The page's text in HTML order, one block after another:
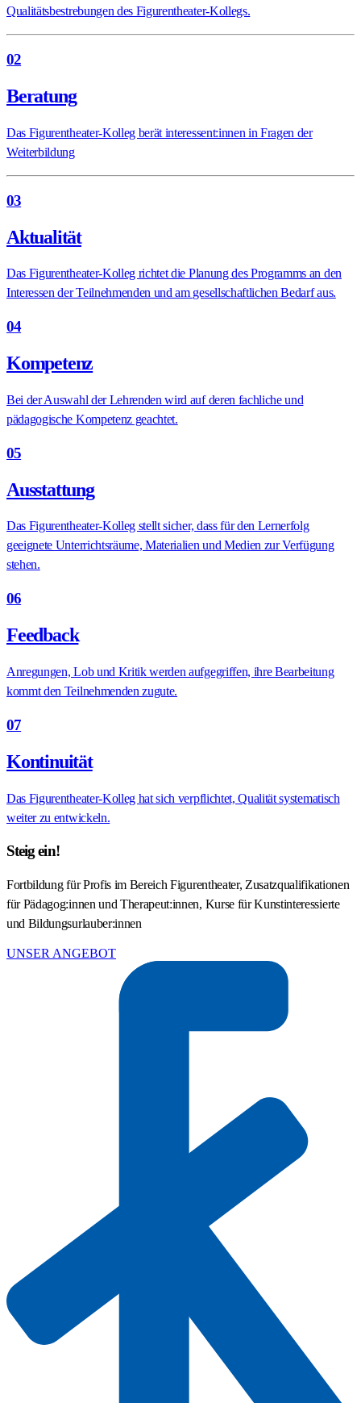
Qualitätsbestrebungen des Figurentheater-Kollegs.
02
Beratung
Das Figurentheater-Kolleg berät interessent:innen in Fragen der
Weiterbildung
03
Aktualität
Das Figurentheater-Kolleg richtet die Planung des Programms an den
Interessen der Teilnehmenden und am gesellschaftlichen Bedarf aus.
04
Kompetenz
Bei der Auswahl der Lehrenden wird auf deren fachliche und
pädagogische Kompetenz geachtet.
05
Ausstattung
Das Figurentheater-Kolleg stellt sicher, dass für den Lernerfolg
geeignete Unterrichtsräume, Materialien und Medien zur Verfügung
stehen.
06
Feedback
Anregungen, Lob und Kritik werden aufgegriffen, ihre Bearbeitung
kommt den Teilnehmenden zugute.
07
Kontinuität
Das Figurentheater-Kolleg hat sich verpflichtet, Qualität systematisch
weiter zu entwickeln.
Steig ein!
Fortbildung für Profis im Bereich Figurentheater, Zusatzqualifikationen
für Pädagog:innen und Therapeut:innen, Kurse für Kunstinteressierte
und Bildungsurlauber:innen
UNSER ANGEBOT